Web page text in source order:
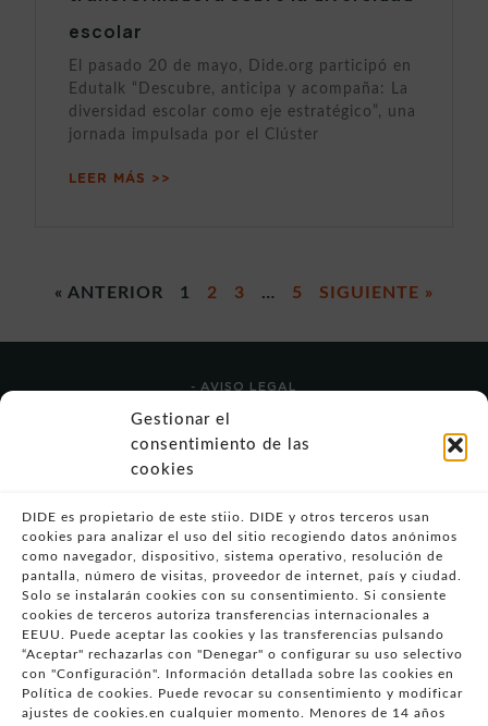
Gestionar el
consentimiento de las
cookies
DIDE es propietario de este stiio. DIDE y otros terceros usan
cookies para analizar el uso del sitio recogiendo datos anónimos
como navegador, dispositivo, sistema operativo, resolución de
pantalla, número de visitas, proveedor de internet, país y ciudad.
Solo se instalarán cookies con su consentimiento. Si consiente
cookies de terceros autoriza transferencias internacionales a
EEUU. Puede aceptar las cookies y las transferencias pulsando
“Aceptar" rechazarlas con "Denegar" o configurar su uso selectivo
con "Configuración". Información detallada sobre las cookies en
Política de cookies. Puede revocar su consentimiento y modificar
ajustes de cookies.en cualquier momento. Menores de 14 años
escolar
El pasado 20 de mayo, Dide.org participó en
Edutalk “Descubre, anticipa y acompaña: La
diversidad escolar como eje estratégico”, una
jornada impulsada por el Clúster
LEER MÁS >>
« ANTERIOR 1 2 3 … 5 SIGUIENTE »
- AVISO LEGAL
- POLÍTICA DE USO
- POLÍTICA DE PRIVACIDAD
- POLÍTICA DE COOKIES (UE)
VULNERABILIDADES
- CONDICIONES PARTICULARES DE COMPRA
- GUÍA DE COMPRA
- GUÍA DE PRIVACIDAD
- DESISTIMIENTO
- ATENCIÓN AL CLIENTE